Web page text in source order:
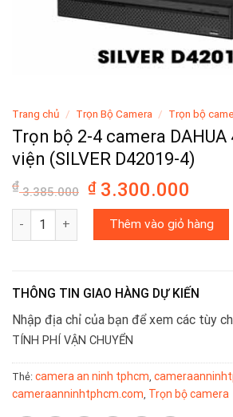
Trang chủ / Trọn Bộ Camera / Trọn bộ
Trọn bộ 2-4 camera
viện (SILVER D42019-4)
₫3.385.000 ₫3.300.000
Trọn bộ 2-4 camera DAHUA 4MP cho
Thêm vào giỏ hàng
THÔNG TIN GIAO HÀNG DỰ KIẾN
Nhập địa chỉ của bạn để xem các tùy
TÍNH PHÍ VẬN CHUYỂN
Thẻ: camera an ninh tphcm
cameraanninhtphcm.com Trọn bộ camera